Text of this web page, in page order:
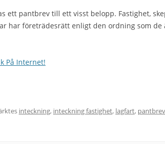
ett pantbrev till ett visst belopp. Fastighet,
har företrädesrätt enligt den ordning som de
På Internet!
inteckning, inteckning fastighet, lagfart, pantbrev